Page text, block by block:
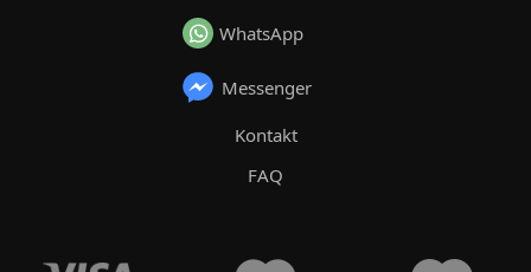
WhatsApp
Messenger
Kontakt
FAQ